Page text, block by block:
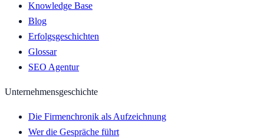
Knowledge Base
Blog
Erfolgsgeschichten
Glossar
SEO Agentur
Unternehmensgeschichte
Die Firmenchronik als Aufzeichnung
Wer die Gespräche führt